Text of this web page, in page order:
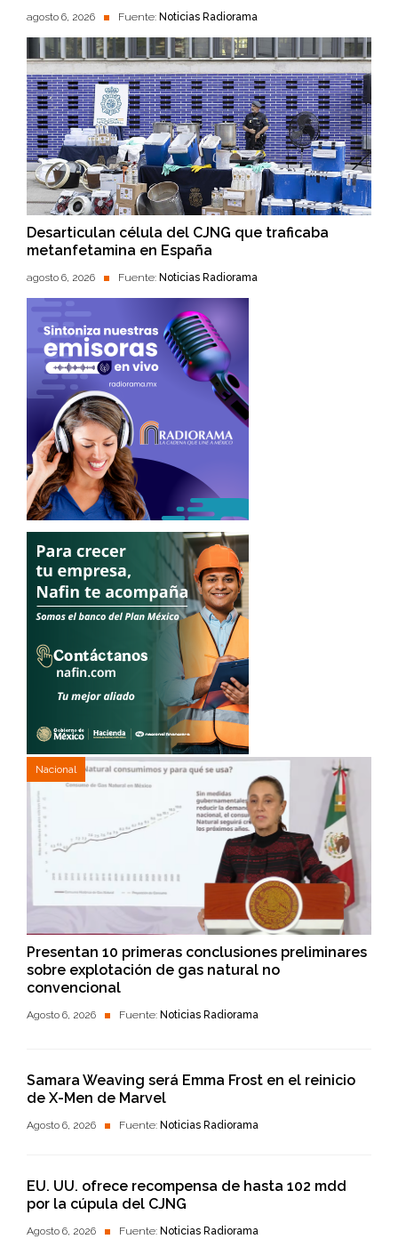
agosto 6, 2026 Fuente: Noticias Radiorama
Desarticulan célula del CJNG que traficaba
metanfetamina en España
agosto 6, 2026 Fuente: Noticias Radiorama
Nacional
Presentan 10 primeras conclusiones preliminares
sobre explotación de gas natural no
convencional
Agosto 6, 2026 Fuente: Noticias Radiorama
Samara Weaving será Emma Frost en el reinicio
de X-Men de Marvel
Agosto 6, 2026 Fuente: Noticias Radiorama
EU. UU. ofrece recompensa de hasta 102 mdd
por la cúpula del CJNG
Agosto 6, 2026 Fuente: Noticias Radiorama